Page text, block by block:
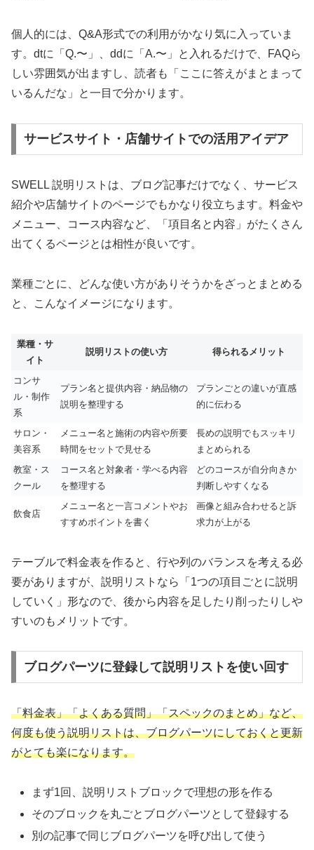
個人的には、Q&A形式での利用がかなり気に入っていま
す。dtに「Q.〜」、ddに「A.〜」と入れるだけで、FAQら
しい雰囲気が出ますし、読者も「ここに答えがまとまって
いるんだな」と一目で分かります。
サービスサイト・店舗サイトでの活用アイデア
SWELL 説明リストは、ブログ記事だけでなく、サービス
紹介や店舗サイトのページでもかなり役立ちます。料金や
メニュー、コース内容など、「項目名と内容」がたくさん
出てくるページとは相性が良いです。
業種ごとに、どんな使い方がありそうかをざっとまとめる
と、こんなイメージになります。
業種・サ
イト
説明リストの使い方 得られるメリット
コンサ
ル・制作
系
プラン名と提供内容・納品物の
説明を整理する
プランごとの違いが直感
的に伝わる
サロン・
美容系
メニュー名と施術の内容や所要
時間をセットで見せる
長めの説明でもスッキリ
まとめられる
教室・ス
クール
コース名と対象者・学べる内容
を整理する
どのコースが自分向きか
判断しやすくなる
飲食店
メニュー名と一言コメントやお
すすめポイントを書く
画像と組み合わせると訴
求力が上がる
テーブルで料金表を作ると、行や列のバランスを考える必
要がありますが、説明リストなら「1つの項目ごとに説明
していく」形なので、後から内容を足したり削ったりしや
すいのもメリットです。
ブログパーツに登録して説明リストを使い回す
「料金表」「よくある質問」「スペックのまとめ」など、
何度も使う説明リストは、ブログパーツにしておくと更新
がとても楽になります。
まず1回、説明リストブロックで理想の形を作る
そのブロックを丸ごとブログパーツとして登録する
別の記事で同じブログパーツを呼び出して使う